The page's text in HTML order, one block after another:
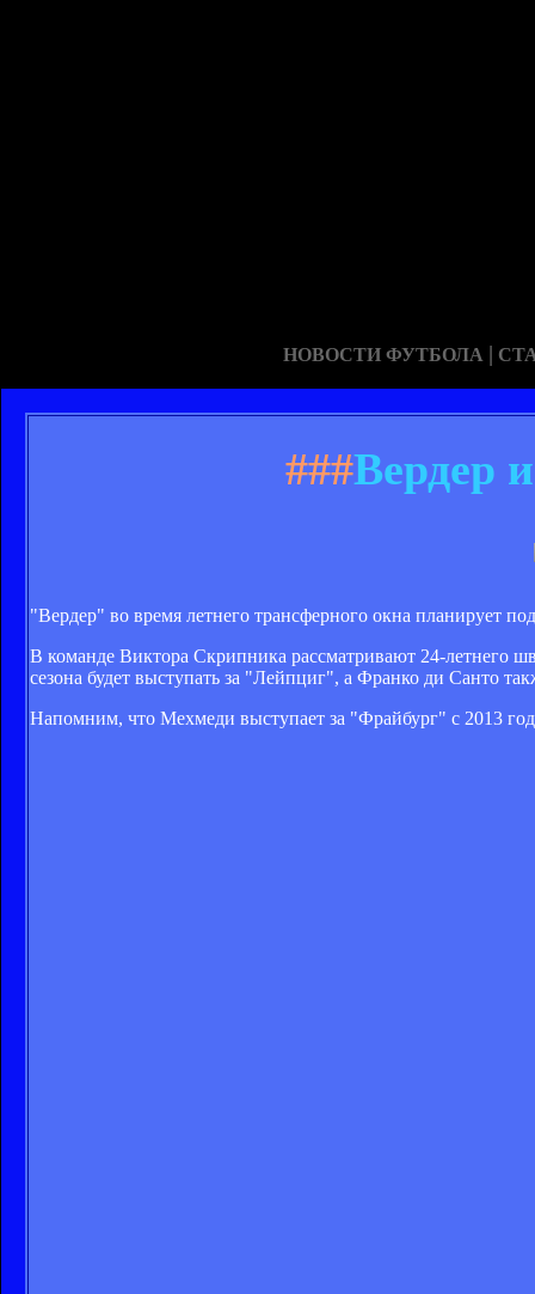
НОВОСТИ ФУТБОЛА |
###Вердер
"Вердер" во время летнего трансферного окна планирует
В команде Виктора Скрипника рассматривают 24-летнего
сезона будет выступать за "Лейпциг", а Франко ди Санто
Напомним, что Мехмеди выступает за "Фрайбург" с 2013